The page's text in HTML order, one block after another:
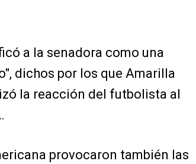
a la senadora como una
dichos por los que Amarilla
la reacción del futbolista al
provocaron también las